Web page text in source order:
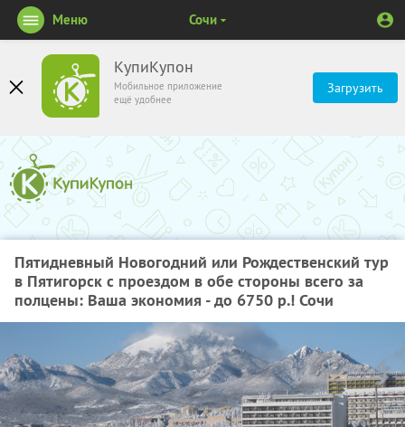
КупиКупон
Мобильное приложение
ещё удобнее
Загрузить
Меню Сочи
Пятидневный Новогодний или Рождественский тур
в Пятигорск с проездом в обе стороны всего за
полцены: Ваша экономия - до 6750 р.! Сочи